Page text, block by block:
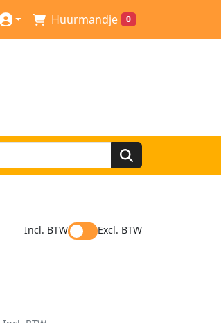
Huurmandje 0
Incl. BTW
Excl. BTW